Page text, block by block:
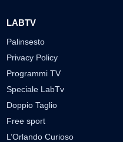
LABTV
Palinsesto
Privacy Policy
Programmi TV
Speciale LabTv
Doppio Taglio
Free sport
L’Orlando Curioso